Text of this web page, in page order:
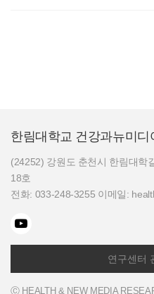
한림대학교 건강과뉴미디
(24252) 강원도 춘천시 한림대학
18호
전화: 033-248-3255 이메일:
연구센터
Ⓒ HEALTH & NEW MEDIA